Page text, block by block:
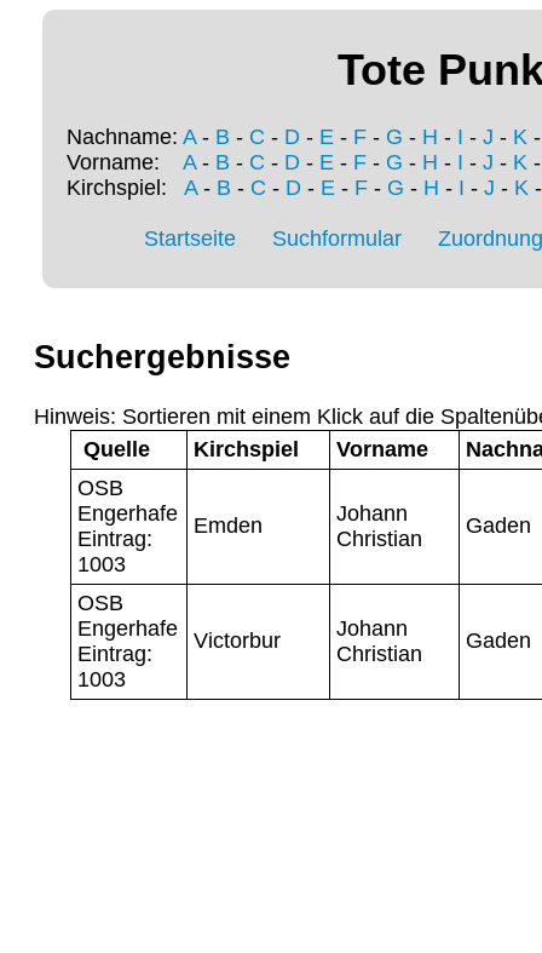
Tote
Nachname: A- B - C - D - E - F - G - H - I - J - K
Vorname: A- B - C - D - E - F - G - H - I - J - K
Kirchspiel: A- B - C - D- E- F- G - H - I - J - K
Startseite Suchformular
Suchergebnisse
Hinweis: Sortieren mit einem Klick auf die
Quelle
Kirchspiel Vorname
OSB
Engerhafe
Eintrag:
1003
Emden
Johann
Christian
Gaden
OSB
Engerhafe
Eintrag:
1003
Victorbur
Johann
Christian
Gaden